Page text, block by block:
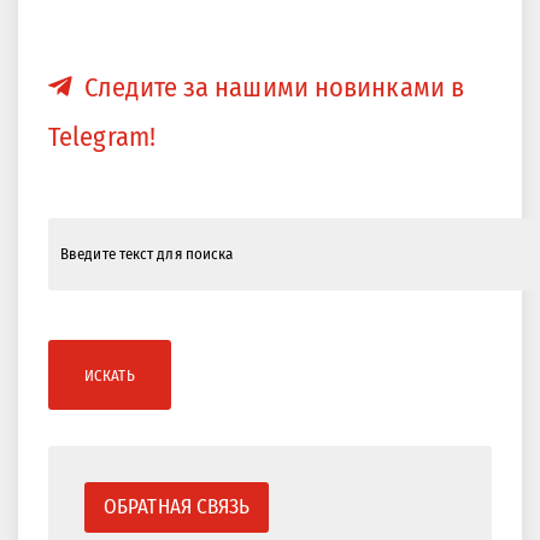
Следите за нашими новинками в
Telegram!
ИСКАТЬ
ОБРАТНАЯ СВЯЗЬ